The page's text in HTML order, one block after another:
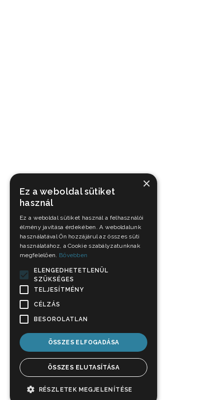
×
Ez a weboldal sütiket
használ
Ez a weboldal sütiket használ a felhasználói
élmény javítása érdekében. A weboldalunk
használatával Ön hozzájárul az összes süti
használatához, a Cookie szabályzatunknak
megfelelően. Bővebben
ELENGEDHETETLENÜL
SZÜKSÉGES
TELJESÍTMÉNY
CÉLZÁS
BESOROLATLAN
ÖSSZES ELFOGADÁSA
ÖSSZES ELUTASÍTÁSA
RÉSZLETEK MEGJELENÍTÉSE